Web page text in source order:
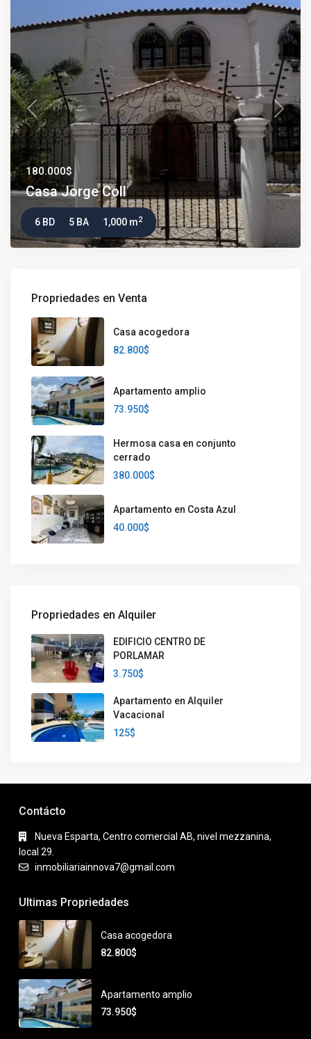
Previous Next
180.000$
Casa Jorge Coll
6 BD 5 BA 1,000 m2
Propriedades en Venta
Casa acogedora
82.800$
Apartamento amplio
73.950$
Hermosa casa en conjunto
cerrado
380.000$
Apartamento en Costa Azul
40.000$
Propriedades en Alquiler
EDIFICIO CENTRO DE
PORLAMAR
3.750$
Apartamento en Alquiler
Vacacional
125$
Contácto
Nueva Esparta, Centro comercial AB, nivel mezzanina,
local 29.
inmobiliariainnova7@gmail.com
Ultimas Propriedades
Casa acogedora
82.800$
Apartamento amplio
73.950$